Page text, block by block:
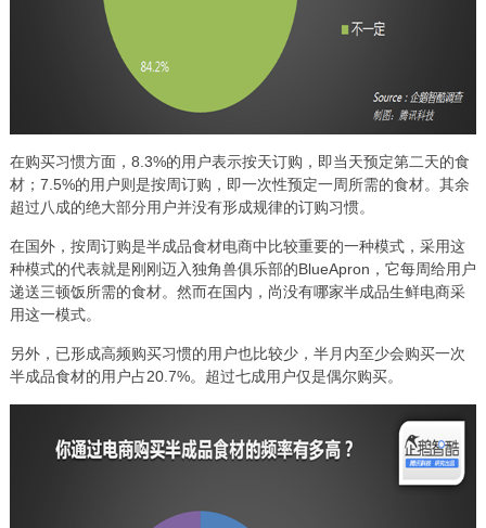
在购买习惯方面，8.3%的用户表示按天订购，即当天预定第二天的食
材；7.5%的用户则是按周订购，即一次性预定一周所需的食材。其余
超过八成的绝大部分用户并没有形成规律的订购习惯。
在国外，按周订购是半成品食材电商中比较重要的一种模式，采用这
种模式的代表就是刚刚迈入独角兽俱乐部的BlueApron，它每周给用户
递送三顿饭所需的食材。然而在国内，尚没有哪家半成品生鲜电商采
用这一模式。
另外，已形成高频购买习惯的用户也比较少，半月内至少会购买一次
半成品食材的用户占20.7%。超过七成用户仅是偶尔购买。